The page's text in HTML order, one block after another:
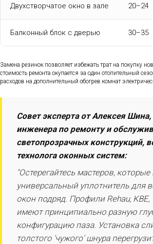
Двухстворчатое окно в зале 20–24
Балконный блок с дверью 30–35
Замена резинок позволяет избежать трат на покупку
стоимость ремонта окупается за один отопительный
расходов на дополнительный обогрев комнат
Совет эксперта от Алексея Шина,
инженера по ремонту и
светопрозрачных конструкций,
технолога оконных систем:
"Остерегайтесь мастеров,
универсальный уплотнитель для
окон подряд. Профили Rehau, KBE,
имеют принципиально разную
конфигурацию паза. Установка
толстого 'чужого' шнура